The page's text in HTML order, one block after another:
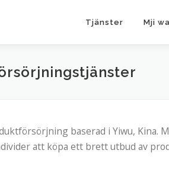
Tjänster Mji
baserad i Yiwu, Kina.
att köpa ett brett utbud av